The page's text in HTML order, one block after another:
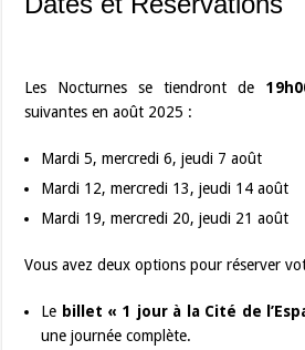
Les Nocturnes se tiendront de
suivantes en août 2025 :
Mardi 5, mercredi 6, jeudi 7 août
Mardi 12, mercredi 13, jeudi 14 août
Mardi 19, mercredi 20, jeudi 21 août
Vous avez deux options pour réserver
Le billet « 1 jour à la Cité de
une journée complète.